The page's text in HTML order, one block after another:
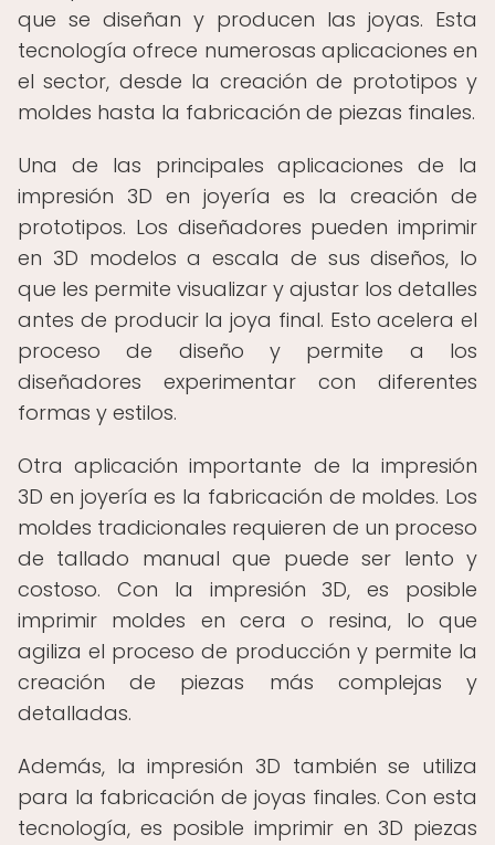
que se diseñan y producen las joyas. Esta
tecnología ofrece numerosas aplicaciones en
el sector, desde la creación de prototipos y
moldes hasta la fabricación de piezas finales.
Una de las principales aplicaciones de la
impresión 3D en joyería es la creación de
prototipos. Los diseñadores pueden imprimir
en 3D modelos a escala de sus diseños, lo
que les permite visualizar y ajustar los detalles
antes de producir la joya final. Esto acelera el
proceso de diseño y permite a los
diseñadores experimentar con diferentes
formas y estilos.
Otra aplicación importante de la impresión
3D en joyería es la fabricación de moldes. Los
moldes tradicionales requieren de un proceso
de tallado manual que puede ser lento y
costoso. Con la impresión 3D, es posible
imprimir moldes en cera o resina, lo que
agiliza el proceso de producción y permite la
creación de piezas más complejas y
detalladas.
Además, la impresión 3D también se utiliza
para la fabricación de joyas finales. Con esta
tecnología, es posible imprimir en 3D piezas